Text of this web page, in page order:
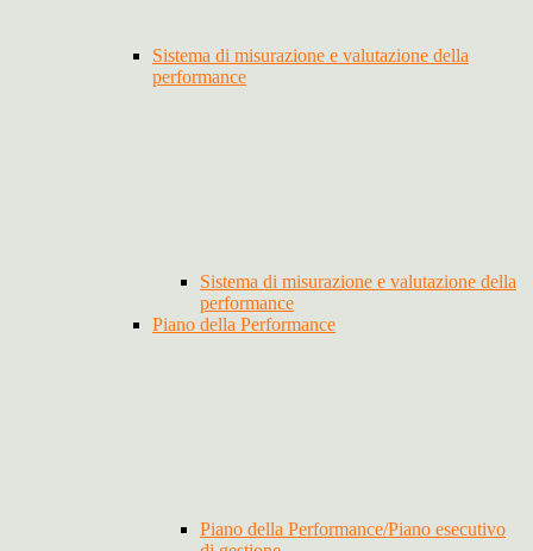
Sistema di misurazione e valutazione della
performance
Sistema di misurazione e valutazione della
performance
Piano della Performance
Piano della Performance/Piano esecutivo